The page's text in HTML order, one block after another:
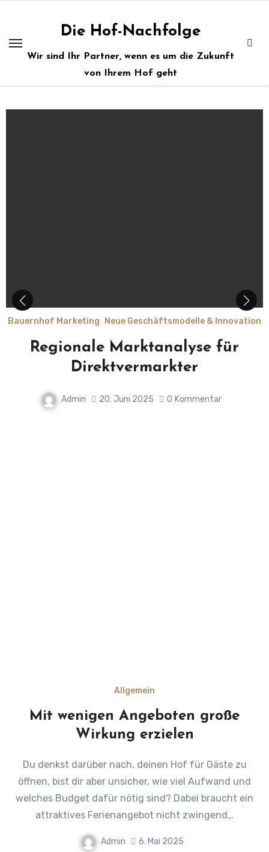
springen
Die Hof-Nachfolge
Wir sind Ihr Partner, wenn es um die Zukunft
von Ihrem Hof geht
Bauernhof Marketing Neue Geschäftsmodelle & Innovation
Regionale Marktanalyse für
Direktvermarkter
Admin 20. Juni 2025 0 Kommentar
Allgemein
Mit wenigen Angeboten große
Wirkung erzielen
Du denkst darüber nach, deinen Hof für Gäste zu
öffnen, bist dir aber unsicher, wie viel Aufwand und
welches Budget dafür nötig sind? Dabei braucht ein
attraktives Ferienangebot nicht zwingend…
Admin 6. Mai 2025